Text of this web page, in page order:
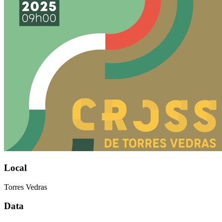
Local
Torres Vedras
Data